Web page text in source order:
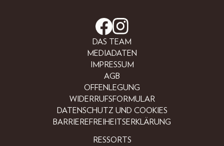
DAS TEAM
MEDIADATEN
IMPRESSUM
AGB
OFFENLEGUNG
WIDERRUFSFORMULAR
DATENSCHUTZ UND COOKIES
BARRIEREFREIHEITSERKLÄRUNG
RESSORTS